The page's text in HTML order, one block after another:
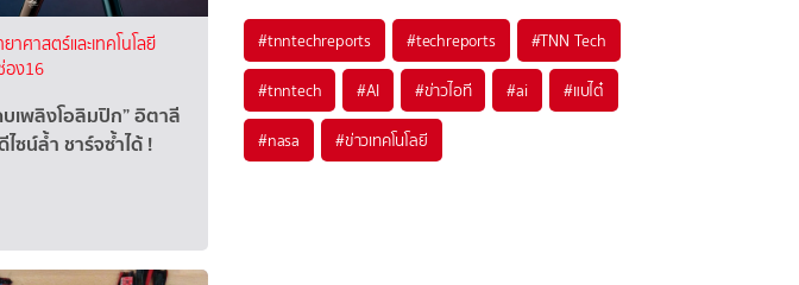
าศาสตร์และเทคโนโลยี
อง16
บเพลิงโอลิมปิก” อิตาลี
ไซน์ล้ำ ชาร์จซ้ำได้ !
#tnntechreports #techreports #TNN Tech
#tnntech #AI #ข่าวไอที #ai #แบไต๋
#nasa #ข่าวเทคโนโลยี